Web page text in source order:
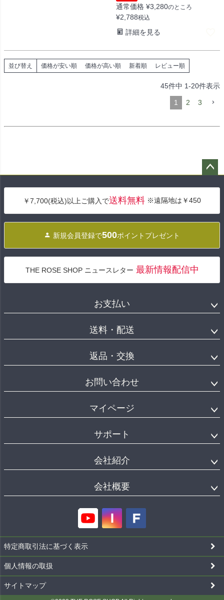
通常価格 ¥3,280のところ
¥2,788税込
詳細を見る
並び替え 価格が安い順 価格が高い順 新着順 レビュー順
45件中 1-20件表示
1 2 3
へ
￥7,700(税込)以上ご購入で送料無料 ※遠隔地は￥450
新規会員登録で500ポイントプレゼント
THE ROSE SHOP ニュースレター 最新情報配信中
お支払い
送料・配送
返品・交換
お問い合わせ
マイページ
サポート
会社紹介
会社概要
特定商取引法に基づく表示
個人情報の取扱
サイトマップ